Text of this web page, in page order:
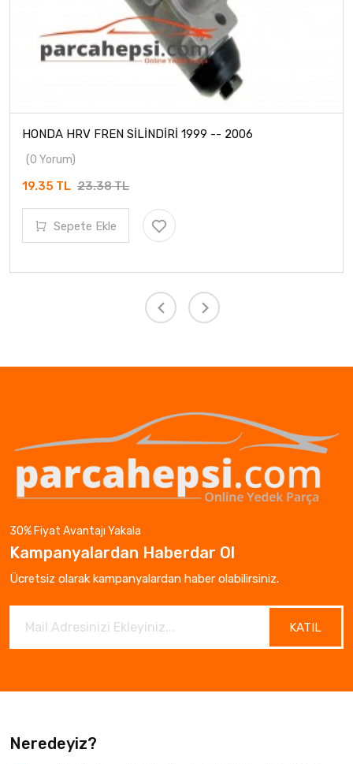
HONDA HRV FREN SİLİNDİRİ 1999 -- 2006
(0 Yorum)
19.35 TL 23.38 TL
Sepete Ekle
30% Fiyat Avantajı Yakala
Kampanyalardan Haberdar Ol
Ücretsiz olarak kampanyalardan haber olabilirsiniz.
KATIL
Neredeyiz?